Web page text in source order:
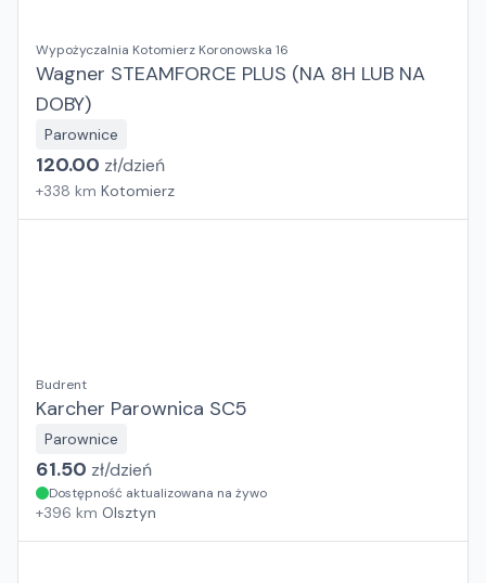
Wypożyczalnia Kotomierz Koronowska 16
Wagner STEAMFORCE PLUS (NA 8H LUB NA
DOBY)
Parownice
120.00 zł/dzień
+338 km Kotomierz
Budrent
Karcher Parownica SC5
Parownice
61.50 zł/dzień
Dostępność aktualizowana na żywo
+396 km Olsztyn